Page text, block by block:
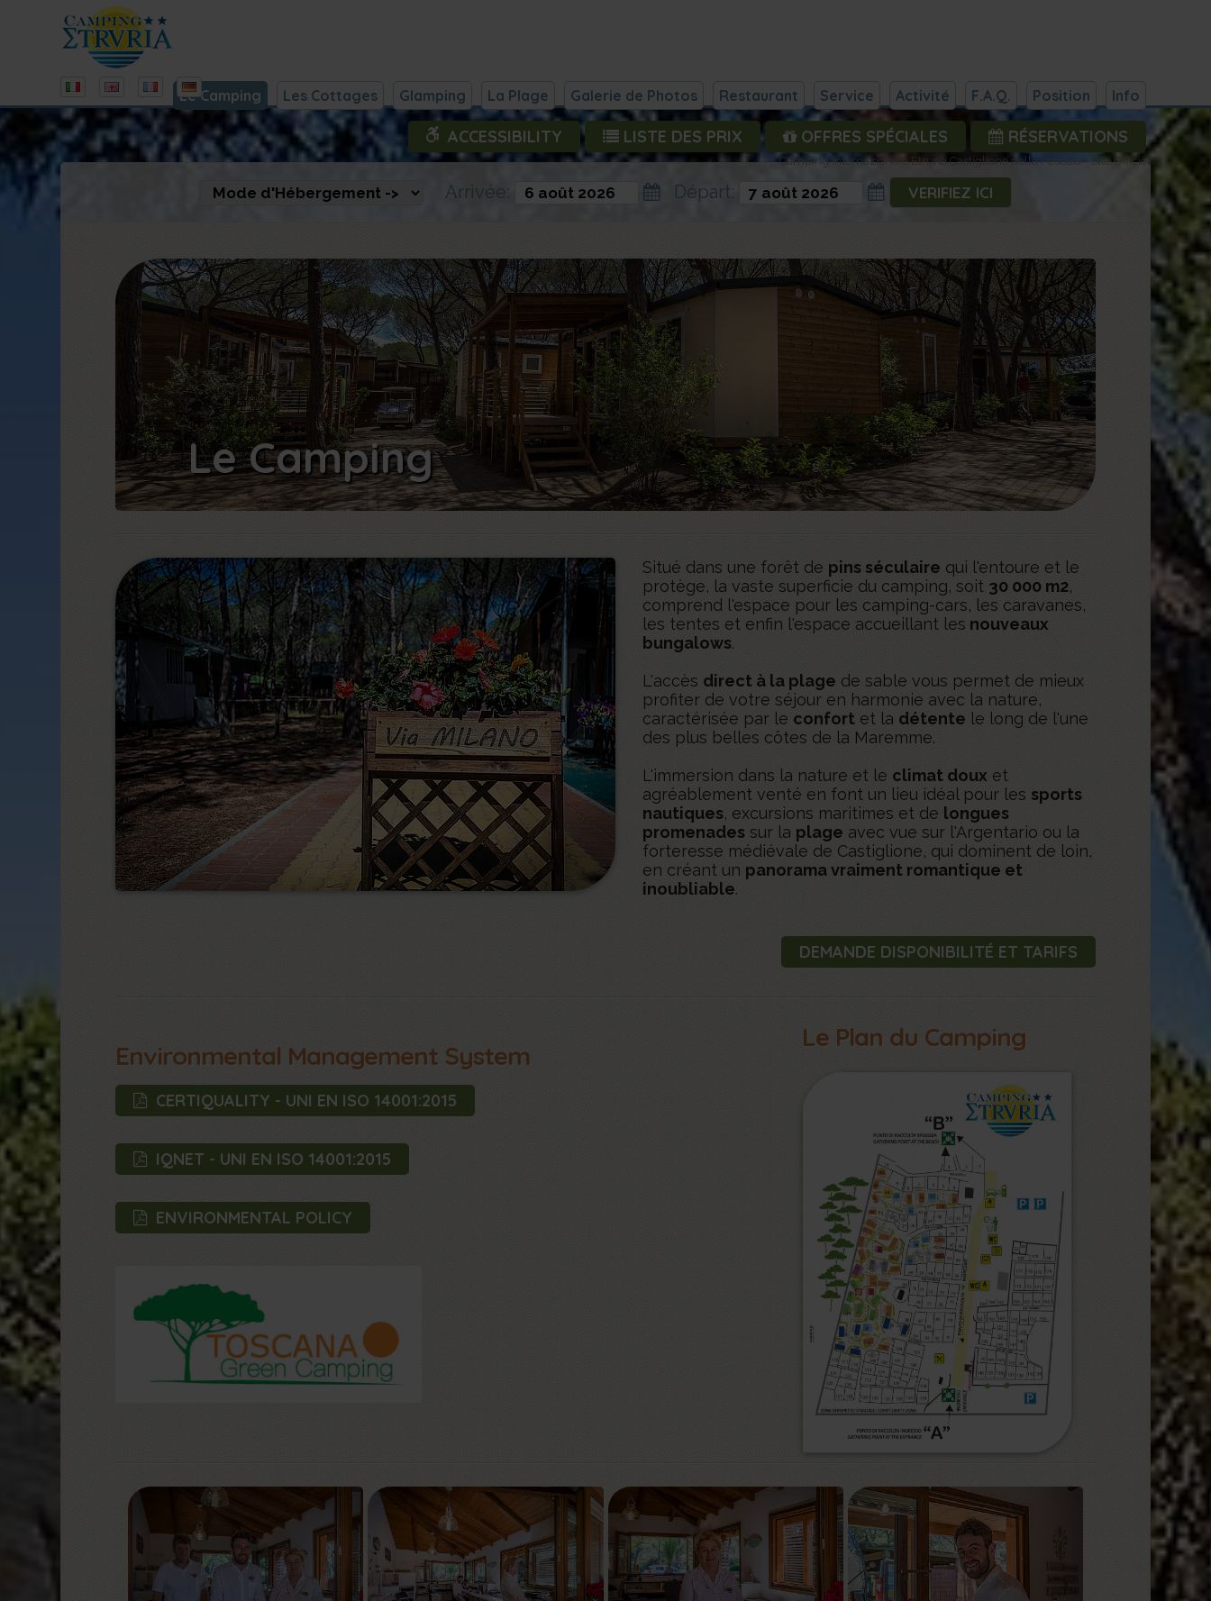
Le Camping Les Cottages Glamping La Plage Galerie de Photos Restaurant Service Activité F.A.Q. Position Info
RÉSERVATIONS
OFFRES SPÉCIALES
LISTE DES PRIX
ACCESSIBILITY
Camping Internazionale Etruria Castiglione della Pescaia - Site Officiel
Arrivée: Départ:
Le Camping
Situé dans une forêt de pins séculaire qui l'entoure et le
protège, la vaste superficie du camping, soit 30 000 m2,
comprend l'espace pour les camping-cars, les caravanes,
les tentes et enfin l'espace accueillant les nouveaux
bungalows.
L'accès direct à la plage de sable vous permet de mieux
profiter de votre séjour en harmonie avec la nature,
caractérisée par le confort et la détente le long de l'une
des plus belles côtes de la Maremme.
L'immersion dans la nature et le climat doux et
agréablement venté en font un lieu idéal pour les sports
nautiques, excursions maritimes et de longues
promenades sur la plage avec vue sur l'Argentario ou la
forteresse médiévale de Castiglione, qui dominent de loin,
en créant un panorama vraiment romantique et
inoubliable.
DEMANDE DISPONIBILITÉ ET TARIFS
Environmental Management System
CERTIQUALITY - UNI EN ISO 14001:2015
IQNET - UNI EN ISO 14001:2015
ENVIRONMENTAL POLICY
Le Plan du Camping